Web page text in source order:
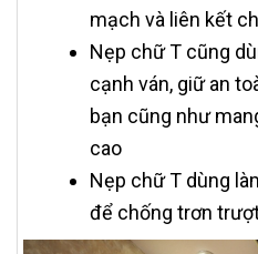
mạch và liên kết
Nẹp chữ T cũng
cạnh ván, giữ an
bạn cũng như
cao
Nẹp chữ T dùng
để chống trơn